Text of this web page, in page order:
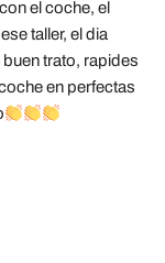
el coche, el
taller, el dia
trato, rapides
en perfectas